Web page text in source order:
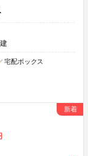
宅配ボックス